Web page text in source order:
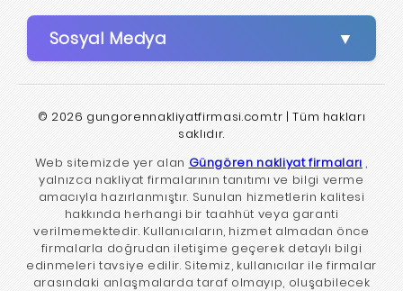
Sosyal Medya
© 2026 gungorennakliyatfirmasi.com.tr | Tüm hakları
saklıdır.
Web sitemizde yer alan Güngören nakliyat firmaları ,
yalnızca nakliyat firmalarının tanıtımı ve bilgi verme
amacıyla hazırlanmıştır. Sunulan hizmetlerin kalitesi
hakkında herhangi bir taahhüt veya garanti
verilmemektedir. Kullanıcıların, hizmet almadan önce
firmalarla doğrudan iletişime geçerek detaylı bilgi
edinmeleri tavsiye edilir. Sitemiz, kullanıcılar ile firmalar
arasındaki anlaşmalarda taraf olmayıp, oluşabilecek